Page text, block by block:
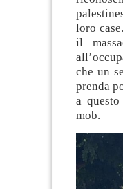
loro
il
che un
prenda
a
mob.